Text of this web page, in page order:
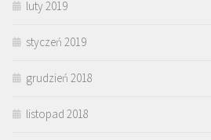
luty 2019
styczeń 2019
grudzień 2018
listopad 2018